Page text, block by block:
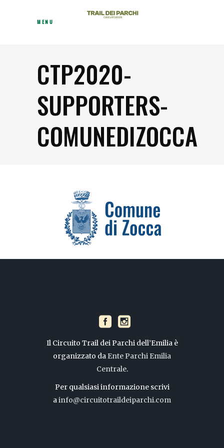
MENU
CTP2020-
SUPPORTERS-
COMUNEDIZOCCA
Il Circuito Trail dei Parchi dell’Emilia è
organizzato da Ente Parchi Emilia
Centrale.
Per qualsiasi informazione scrivi
ainfo@circuitotraildeiparchi.com